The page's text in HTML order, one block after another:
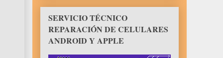
SERVICIO TÉCNICO
REPARACIÓN DE CELULARES
ANDROID Y APPLE